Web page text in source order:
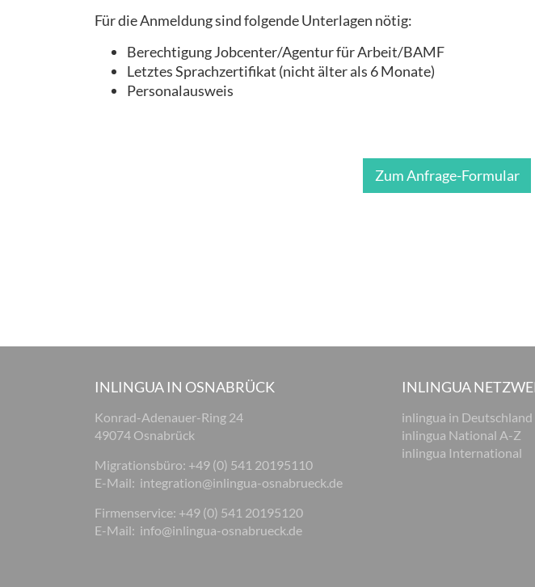
Für die Anmeldung sind folgende Unterlagen nötig:
Berechtigung Jobcenter/Agentur für Arbeit/BAMF
Letztes Sprachzertifikat (nicht älter als 6 Monate)
Personalausweis
Zum Anfrage-Formular
INLINGUA IN OSNABRÜCK
Konrad-Adenauer-Ring 24
49074 Osnabrück
Migrationsbüro: +49 (0) 541 20195110
E-Mail: integration@inlingua-osnabrueck.de
Firmenservice: +49 (0) 541 20195120
E-Mail: info@inlingua-osnabrueck.de
INLINGUA
inlingua in Deutschland
inlingua National A-Z
inlingua International